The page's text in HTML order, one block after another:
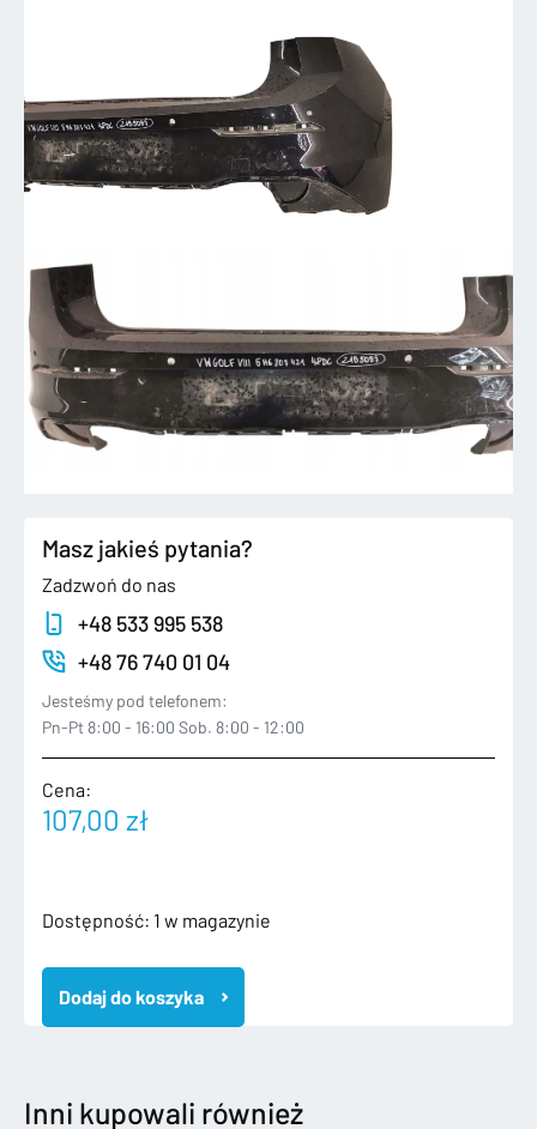
Masz jakieś pytania?
Zadzwoń do nas
+48 533 995 538
+48 76 740 01 04
Jesteśmy pod telefonem:
Pn-Pt 8:00 - 16:00 Sob. 8:00 - 12:00
Cena:
107,00 zł
Dostępność: 1 w magazynie
ilość
GOLF
VIII
8
ZDERZAK
Dodaj do koszyka
Inni kupowali również